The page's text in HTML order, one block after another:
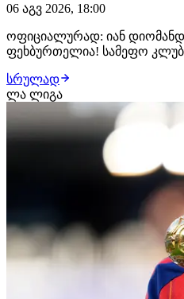
06 აგვ 2026, 18:00
ოფიციალურად: იან
ფეხბურთელია! სამეფო
ფეხბურთელმა რეალთან
გააფორმა, მხარეებს შორის
გარიგება შედგა.
დამატებას…
სრულად
ლა ლიგა